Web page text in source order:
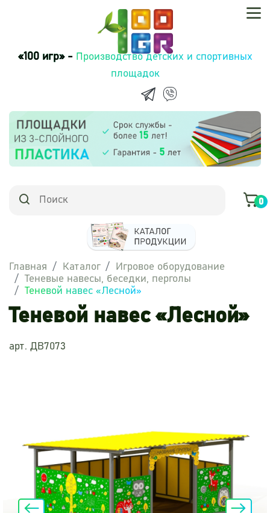
«100 игр» -Производство детских и спортивных
площадок
0
Главная Каталог
Игровое оборудование
Теневые навесы, беседки, перголы
Теневой навес «Лесной»
Теневой навес «Лесной»
арт. ДВ7073